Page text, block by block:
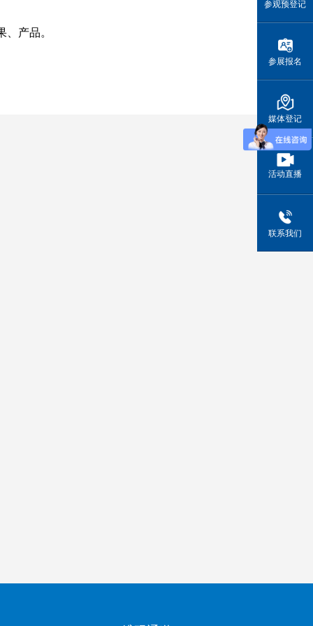
产品。
参观预登记
参展报名
媒体登记
活动直播
联系我们